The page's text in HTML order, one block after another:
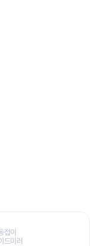
접이
드미러